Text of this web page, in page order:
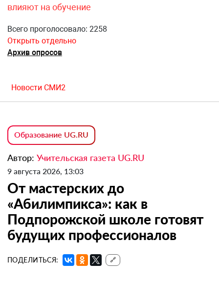
влияют на обучение
Всего проголосовало: 2258
Открыть отдельно
Архив опросов
Новости СМИ2
Образование UG.RU
Автор: Учительская газета UG.RU
9 августа 2026, 13:03
От мастерских до
«Абилимпикса»: как в
Подпорожской школе готовят
будущих профессионалов
ПОДЕЛИТЬСЯ: 🔗